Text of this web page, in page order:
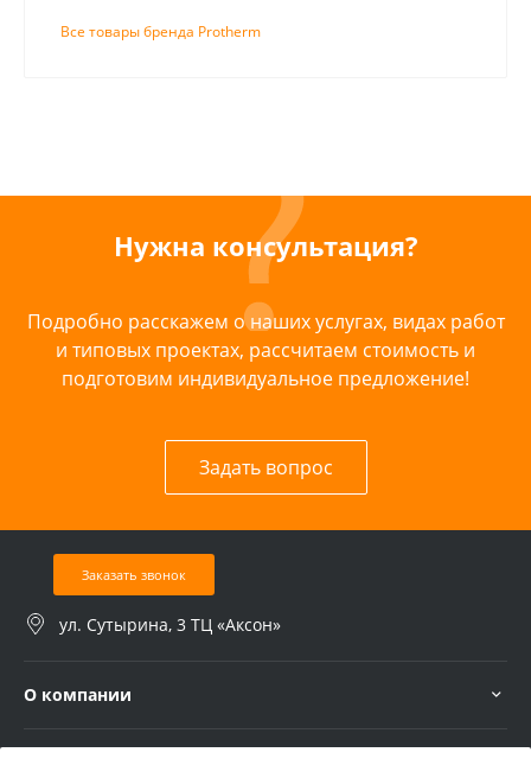
Все товары бренда Protherm
Нужна консультация?
Подробно расскажем о наших услугах, видах работ
и типовых проектах, рассчитаем стоимость и
подготовим индивидуальное предложение!
Задать вопрос
Заказать звонок
ул. Сутырина, 3 ТЦ «Аксон»
О компании